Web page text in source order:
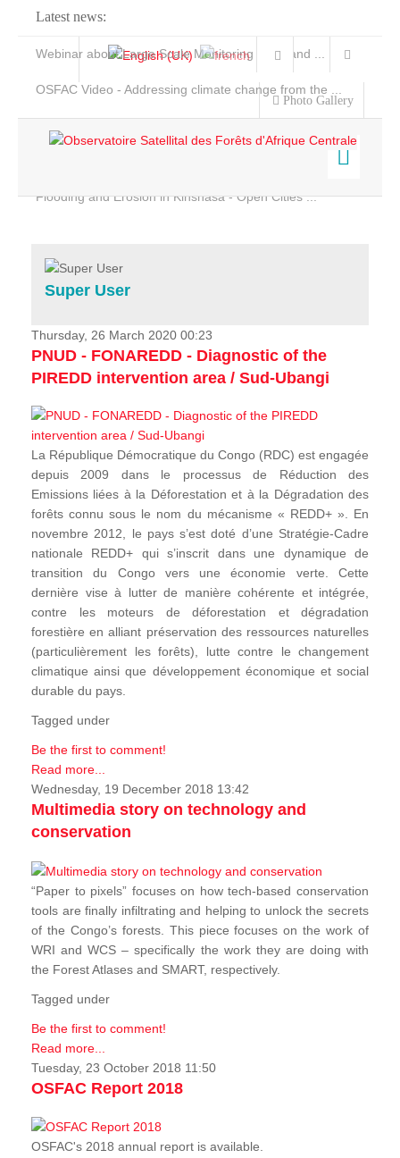
Latest news:
Webinar about Large Scale Monitoring and Land ...
OSFAC Video - Addressing climate change from the ...
Flooding and Erosion in Kinshasa - Open Cities ...
Photo Gallery
Home
Services
Projects
News & Stories
Super User
Thursday, 26 March 2020 00:23
PNUD - FONAREDD - Diagnostic of the
PIREDD intervention area / Sud-Ubangi
La République Démocratique du Congo (RDC) est engagée
depuis 2009 dans le processus de Réduction des
Emissions liées à la Déforestation et à la Dégradation des
forêts connu sous le nom du mécanisme « REDD+ ». En
novembre 2012, le pays s’est doté d’une Stratégie-Cadre
nationale REDD+ qui s’inscrit dans une dynamique de
transition du Congo vers une économie verte. Cette
dernière vise à lutter de manière cohérente et intégrée,
contre les moteurs de déforestation et dégradation
forestière en alliant préservation des ressources naturelles
(particulièrement les forêts), lutte contre le changement
climatique ainsi que développement économique et social
durable du pays.
Tagged under
Be the first to comment!
Read more...
Wednesday, 19 December 2018 13:42
Multimedia story on technology and
conservation
“Paper to pixels” focuses on how tech-based conservation
tools are finally infiltrating and helping to unlock the secrets
of the Congo’s forests. This piece focuses on the work of
WRI and WCS – specifically the work they are doing with
the Forest Atlases and SMART, respectively.
Tagged under
Be the first to comment!
Read more...
Tuesday, 23 October 2018 11:50
OSFAC Report 2018
OSFAC's 2018 annual report is available.